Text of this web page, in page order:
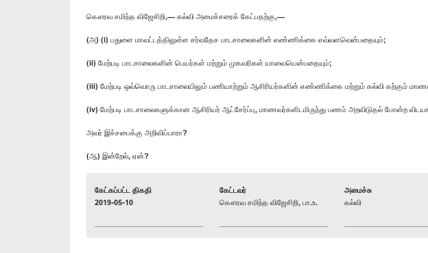
கௌரவ சமிந்த விஜேசிறி,— கல்வி அமைச்சரைக் கேட்பதற்கு,—
(அ) (i) பதுளை மாவட்டத்திலுள்ள சர்வதேச பாடசாலைகளின் எண்ணிக்கை எவ்வளவென்பதையும்;
(ii) மேற்படி பாடசாலைகளின் பெயர்கள் மற்றும் முகவரிகள் யாவையென்பதையும்;
(iii) மேற்படி ஒவ்வொரு பாடசாலையிலும் பணியாற்றும் ஆசிரியர்களின் எண்ணிக்கை மற்றும் கல்வி
(iv) மேற்படி பாடசாலைகளுக்கான ஆசிரியர் ஆட்சேர்ப்பு, மாணவர்களிடமிருந்து பணம் அறவிடுதல் போன்ற
அவர் இச்சபைக்கு அறிவிப்பாரா?
(ஆ) இன்றேல், ஏன்?
கேட்கப்பட்ட திகதி
2019-05-10
கேட்டவர்
கௌரவ சமிந்த விஜேசிறி, பா.உ.
அமைச்சு
கல்வி